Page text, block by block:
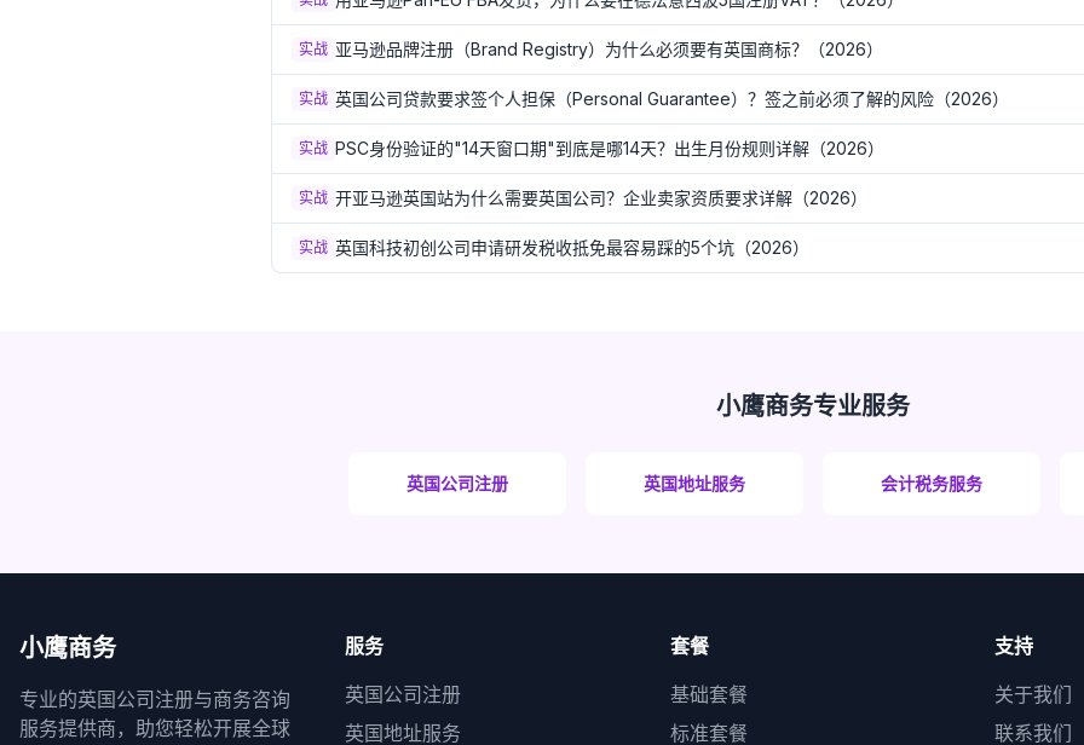
实战 亚马逊品牌注册（Brand Registry）为什么必须要有英国商标？（2026）
实战 英国公司贷款要求签个人担保（Personal Guarantee）？签之前必须了解的风险（2026）
实战 PSC身份验证的"14天窗口期"到底是哪14天？出生月份规则详解（2026）
实战 开亚马逊英国站为什么需要英国公司？企业卖家资质要求详解（2026）
实战 英国科技初创公司申请研发税收抵免最容易踩的5个坑（2026）
小鹰商务专业服务
英国公司注册 英国地址服务 会计税务服务
小鹰商务
专业的英国公司注册与商务咨询
服务提供商，助您轻松开展全球
服务
英国公司注册
英国地址服务
套餐
基础套餐
标准套餐
支持
关于我们
联系我们